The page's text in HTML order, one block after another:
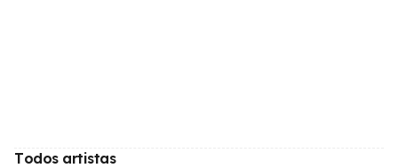
Todos artistas